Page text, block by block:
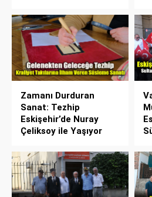
Zamanı Durduran
Sanat: Tezhip
Eskişehir’de Nuray
Çeliksoy ile Yaşıyor